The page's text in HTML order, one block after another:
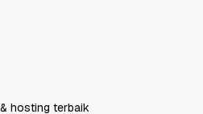
hosting terbaik